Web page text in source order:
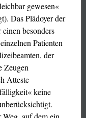
gewesen«
Das Plädoyer der
besonders
Patienten
der
Zeugen
Atteste
keine